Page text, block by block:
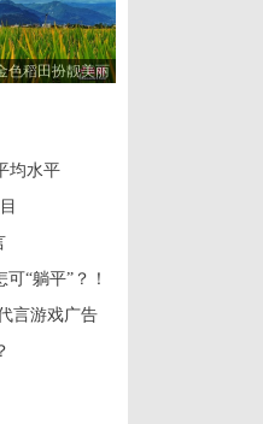
色稻田扮靓美丽
均水平
“躺平”？！
言游戏广告